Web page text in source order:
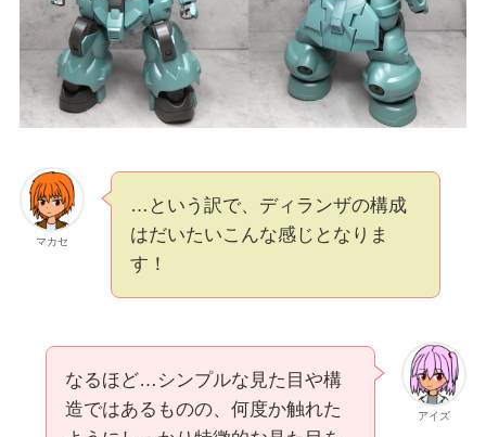
マカセ
…という訳で、ディランザの構成
はだいたいこんな感じとなりま
す！
アイズ
なるほど…シンプルな見た目や構
造ではあるものの、何度か触れた